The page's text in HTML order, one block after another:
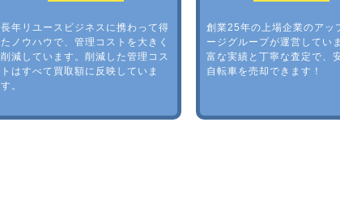
長年リユースビジネスに携わって得
たノウハウで、管理コストを大きく
削減しています。削減した管理コス
トはすべて買取額に反映していま
す。
創業25年の上場企業のアッ
ージグループが運営してい
富な実績と丁寧な査定で、
自転車を売却できます！